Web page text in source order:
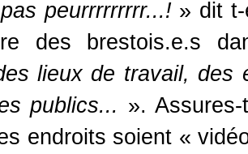
peurrrrrrrrr...! » dit
des brestois.e.s
lieux de travail, des
publics... ».
endroits soient «